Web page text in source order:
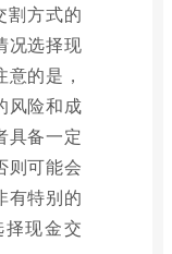
割方式的
况选择现
的是，
风险和成
具备一定
则可能会
有特别的
现金交